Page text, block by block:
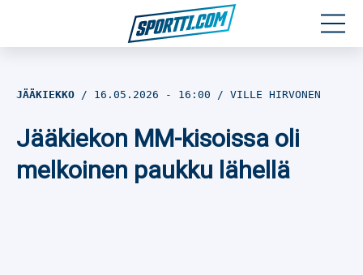
Jalkapallo
JÄÄKIEKKO 16.05.2026 - 16:00 VILLE HIRVONEN
Jääkiekon MM-kisoissa oli
melkoinen paukku lähellä